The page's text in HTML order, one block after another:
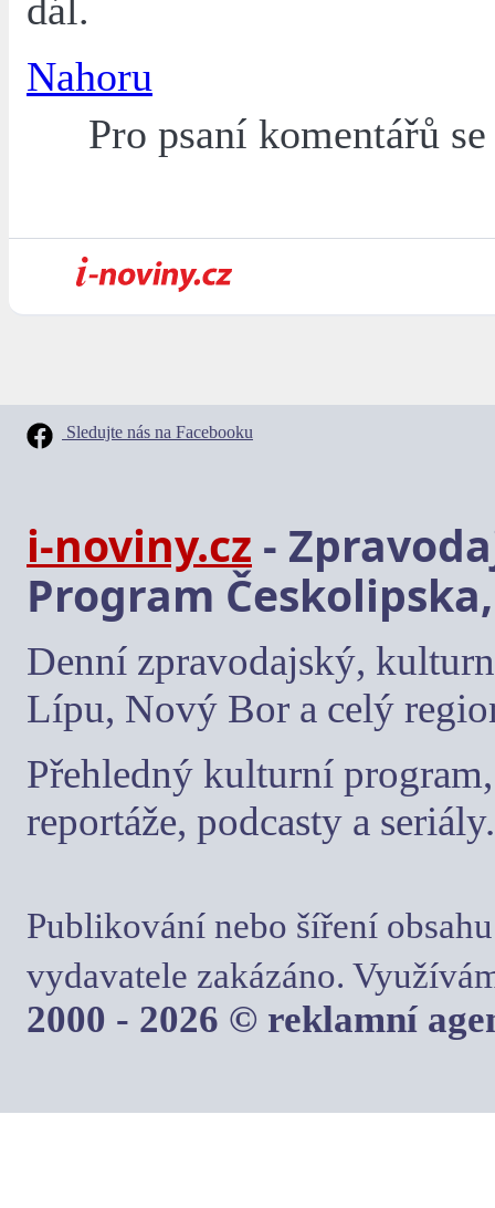
dál.
Nahoru
Pro psaní komentářů
Sledujte nás na Facebooku
i-noviny.cz -
Program
Denní zpravodajský,
Lípu, Nový Bor a celý
Přehledný kulturní
reportáže, podcasty a seriály.
Publikování nebo šíření
vydavatele zakázáno.
2000 - 2026 © reklamní